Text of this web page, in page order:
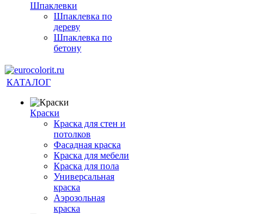
Шпаклевки
Шпаклевка по
дереву
Шпаклевка по
бетону
КАТАЛОГ
Краски
Краска для стен и
потолков
Фасадная краска
Краска для мебели
Краска для пола
Универсальная
краска
Аэрозольная
краска